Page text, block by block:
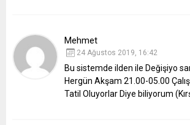
Mehmet
24 Ağustos 2019, 16:42
Bu sistemde ilden ile Değişiyo
Hergün Akşam 21.00-05.00
Tatil Oluyorlar Diye biliyorum